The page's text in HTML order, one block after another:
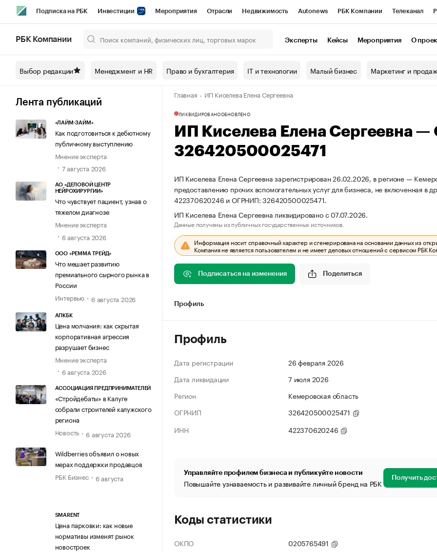
Подписка на РБК Инвестиции Мероприятия Отрасли Недвижимость Autonews РБК Компании Телеканал
Спецпроекты СПб Конференции СПб Спецпроекты Проверка контрагентов
Технологии и медиа Рынок наличной валюты
РБК Компании Эксперты Кейсы Мероприятия О
Выбор редакции Менеджмент и HR Право и бухгалтерия IT и технологии Малый бизнес Маркетинг и
Лента публикаций
«ЛАЙМ-ЗАЙМ»
Как подготовиться к дебютному
публичному выступлению
Мнение эксперта
7 августа 2026
АО «ДЕЛОВОЙ ЦЕНТР
НЕЙРОХИРУРГИИ»
Что чувствует пациент, узнав о
тяжелом диагнозе
Мнение эксперта
6 августа 2026
ООО «РЕММА ТРЕЙД»
Что мешает развитию
премиального сырного рынка в
России
Интервью
6 августа 2026
АПКБК
Цена молчания: как скрытая
корпоративная агрессия
разрушает бизнес
Мнение эксперта
6 августа 2026
АССОЦИАЦИЯ ПРЕДПРИНИМАТЕЛЕЙ
«Стройдебаты» в Калуге
собрали строителей калужского
региона
Новость
6 августа 2026
Wildberries объявил о новых
мерах поддержки продавцов
РБК Бизнес
6 августа
SMARENT
Цена парковки: как новые
нормативы изменят рынок
новостроек
Главная ИП Киселева Елена Сергеевна
ЛИКВИДИРОВАНООБНОВЛЕНО
ИП Киселева Елена Сергеевна
326420500025471
ИП Киселева Елена Сергеевна зарегистрирован 26.02.2026, в регионе —
предоставлению прочих вспомогательных услуг для бизнеса, не включенная в
422370620246 и ОГРНИП: 326420500025471.
ИП Киселева Елена Сергеевна ликвидировано с 07.07.2026.
Данные получены из публичных государственных источников.
Информация носит справочный характер и сгенерирована на основании данных из
Компания не является пользователем и не имеет деловых отношений с сервисом РБК
Подписаться на изменения Поделиться
Профиль
Профиль
Дата регистрации
26 февраля 2026
Дата ликвидации
7 июля 2026
Регион
Кемеровская область
ОГРНИП
326420500025471
ИНН
422370620246
Управляйте профилем бизнеса и публикуйте новости
Повышайте узнаваемость и развивайте личный бренд на РБК Получить
Коды статистики
ОКПО
0205765491